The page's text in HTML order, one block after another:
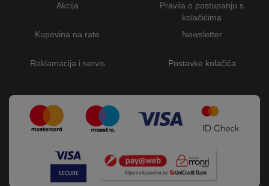
Akcija
Kupovina na rate
Reklamacija i servis
Pravila o postupanju s
kolačićima
Newsletter
Postavke kolačića